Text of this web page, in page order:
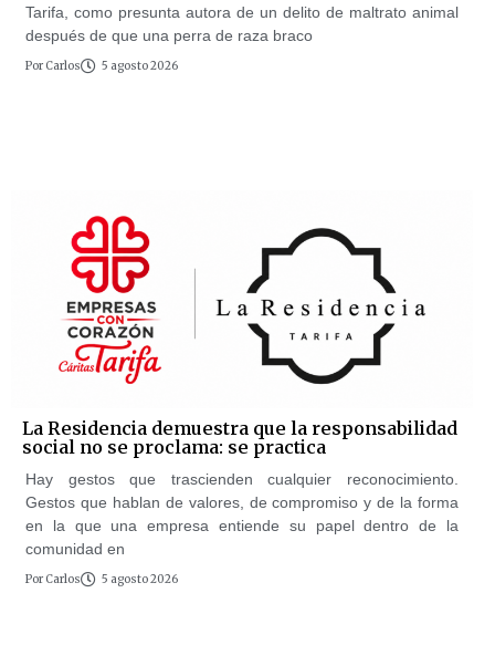
Tarifa, como presunta autora de un delito de maltrato animal
después de que una perra de raza braco
Por Carlos 5 agosto 2026
La Residencia demuestra que la responsabilidad
social no se proclama: se practica
Hay gestos que trascienden cualquier reconocimiento.
Gestos que hablan de valores, de compromiso y de la forma
en la que una empresa entiende su papel dentro de la
comunidad en
Por Carlos 5 agosto 2026